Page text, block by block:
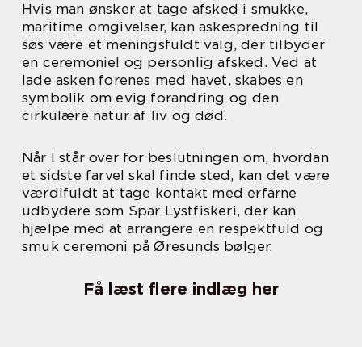
Hvis man ønsker at tage afsked i smukke,
maritime omgivelser, kan askespredning til
søs være et meningsfuldt valg, der tilbyder
en ceremoniel og personlig afsked. Ved at
lade asken forenes med havet, skabes en
symbolik om evig forandring og den
cirkulære natur af liv og død.
Når I står over for beslutningen om, hvordan
et sidste farvel skal finde sted, kan det være
værdifuldt at tage kontakt med erfarne
udbydere som Spar Lystfiskeri, der kan
hjælpe med at arrangere en respektfuld og
smuk ceremoni på Øresunds bølger.
Få læst flere indlæg her